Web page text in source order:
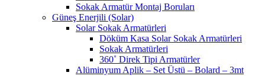
Sokak Armatür Montaj Boruları
Güneş Enerjili (Solar)
Solar Sokak Armatürleri
Döküm Kasa Solar Sokak Armatürleri
Sokak Armatürleri
360˚ Direk Tipi Armatürler
Alüminyum Aplik – Set Üstü – Bolard – 3mt